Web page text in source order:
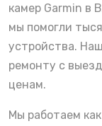
камер Garmin в
мы помогли
устройства.
ремонту с
ценам.
Мы работаем